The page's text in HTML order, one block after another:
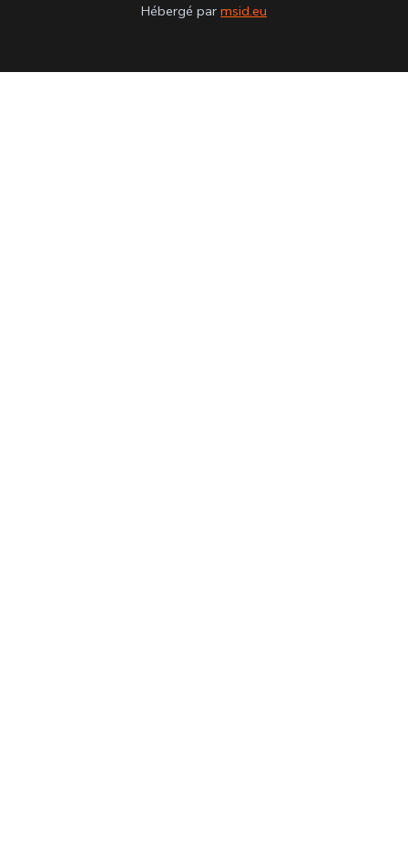
Hébergé par msid.eu